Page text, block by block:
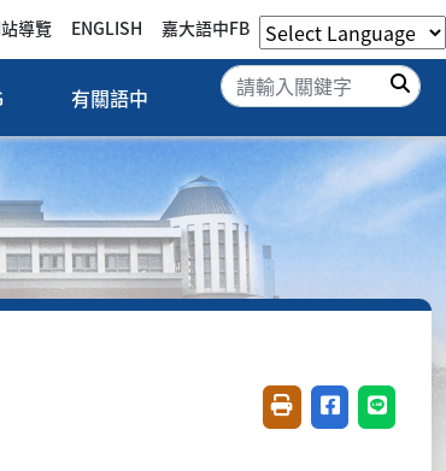
導覽 ENGLISH 嘉大語中FB
有關語中
搜尋
友善列印(開新視窗)
分享至臉書(
分享至